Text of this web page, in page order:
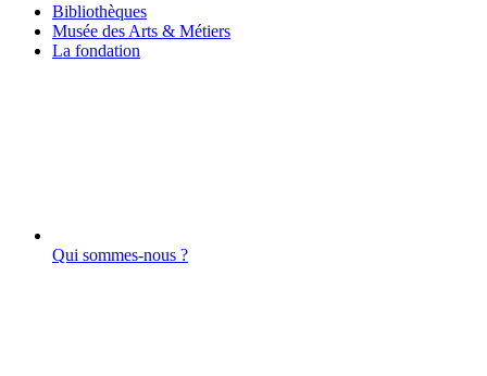
Bibliothèques
Musée des Arts & Métiers
La fondation
Qui sommes-nous ?